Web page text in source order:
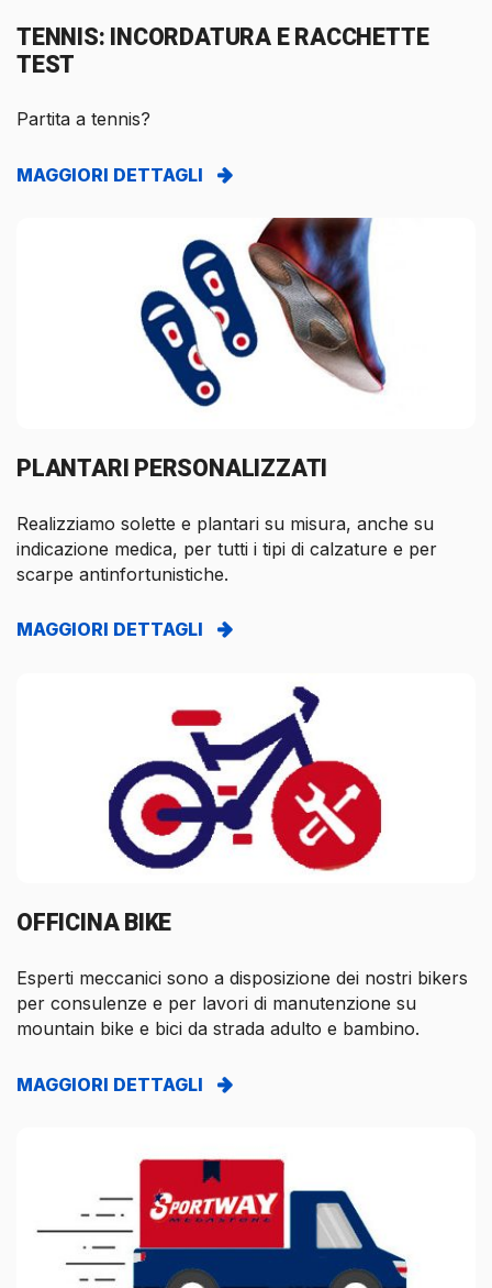
TENNIS: INCORDATURA E RACCHETTE
TEST
Partita a tennis?
MAGGIORI DETTAGLI
PLANTARI PERSONALIZZATI
Realizziamo solette e plantari su misura, anche su
indicazione medica, per tutti i tipi di calzature e per
scarpe antinfortunistiche.
MAGGIORI DETTAGLI
OFFICINA BIKE
Esperti meccanici sono a disposizione dei nostri bikers
per consulenze e per lavori di manutenzione su
mountain bike e bici da strada adulto e bambino.
MAGGIORI DETTAGLI